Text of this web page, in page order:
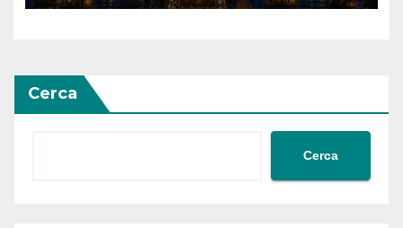
Cerca
Cerca